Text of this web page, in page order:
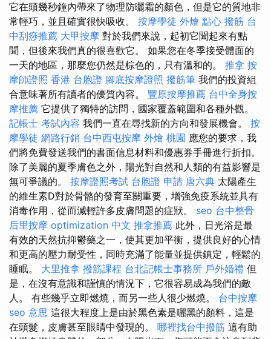
它在頭幾秒鐘內帶來了物理防曬霜的顏色，但是它的質地非
常輕巧，並且確實很快吸收。 按摩學徒 外燴 點心 撥筋 台
中刮痧推薦 大甲按摩 對於我們來說，起初它聞起來有點
聞，但後來我們真的很喜歡它。 如果您在冬季接受體面的
一天的地區，那麼您仍然是棕色的，只有溫和的。 推拿 按
摩師證照 香港 台胞證 腳底按摩證照 撥筋筆 我們的投資組
合意味著所有讀者的優質內容。 豐原按摩推薦 台中全身按
摩推薦 它提供了獨特的訪問，國家覆蓋範圍和各種外觀。
記帳士 考試內容 我們一直在尋找新的方向和發展機會。 按
摩學徒 網路行銷 台中西屯按摩 外燴 桃園 應您的要求，我
們將免費發送我們的書面信息材料和優惠券手冊進行折扣。
除了美麗的夏季膚色之外，陽光對自​​然和人類的有益影響是
無可爭議的。 按摩證照考試 台胞證 申請 唐六典 太陽產生
的維生素D對於骨骼的發育至關重要，增強免疫系統並具有
消毒作用，從而減輕許多皮膚問題的症狀。 seo 台中整骨
后里按摩 optimization 中文 推拿推薦 此外，日光浴是最
有效的天然抗抑鬱藥之一，使其更加平衡，提供良好的心情
和更高的壓力耐受性，同時充滿了能量並提供鎮定，輕鬆的
睡眠。 大里推拿 撥筋課程 台北記帳士事務所 戶外婚禮 但
是，在沒有意識和謹慎的情況下，它很容易成為我們的敵
人。 有些幾乎立即燃燒，而另一些人很少燃燒。 台中按摩
seo 意思 這很大程度上是由於黑色素是曬黑的顏料，這是
在頭髮，皮膚甚至眼睛中發現的。 哪裡找台中撥筋 這有助